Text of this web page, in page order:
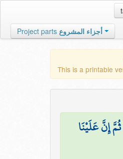
Project parts أجزاء المشروع
This is a printable
ثُمَّ إِنَّ عَلَيْنَا